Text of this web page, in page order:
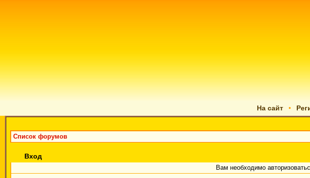
На сайт •
Список форумов
Вход
Вам необходимо